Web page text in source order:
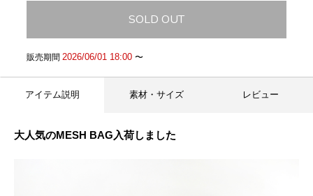
SOLD OUT
販売期間 2026/06/01 18:00〜
アイテム説明 素材・サイズ レビュー
大人気のMESH BAG入荷しました